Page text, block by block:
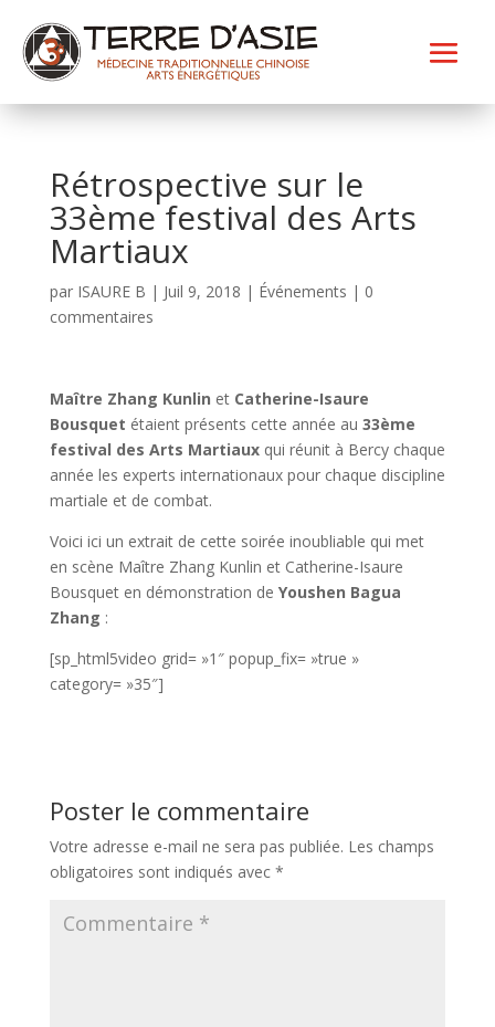
Rétrospective sur le
33ème festival des Arts
Martiaux
par ISAURE B | Juil 9, 2018 | Événements | 0
commentaires
Maître Zhang Kunlin et Catherine-Isaure
Bousquet étaient présents cette année au 33ème
festival des Arts Martiauxqui réunit à Bercy chaque
année les experts internationaux pour chaque discipline
martiale et de combat.
Voici ici un extrait de cette soirée inoubliable qui met
en scène Maître Zhang Kunlin et Catherine-Isaure
Bousquet en démonstration de Youshen Bagua
Zhang :
[sp_html5video grid= »1″ popup_fix= »true »
category= »35″]
Poster le commentaire
Votre adresse e-mail ne sera pas publiée. Les champs
obligatoires sont indiqués avec *